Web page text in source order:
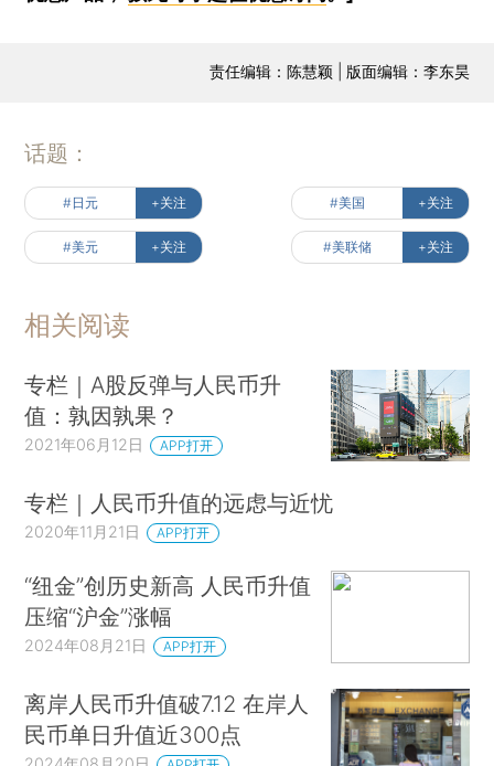
责任编辑：陈慧颖 | 版面编辑：李东昊
话题：
#日元 +关注 #美国 +关注
#美元 +关注 #美联储 +关注
相关阅读
专栏｜A股反弹与人民币升
值：孰因孰果？
2021年06月12日 APP打开
专栏｜人民币升值的远虑与近忧
2020年11月21日 APP打开
“纽金”创历史新高 人民币升值
压缩“沪金”涨幅
2024年08月21日 APP打开
离岸人民币升值破7.12 在岸人
民币单日升值近300点